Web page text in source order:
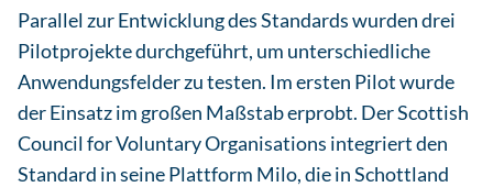
Parallel zur Entwicklung des Standards wurden drei
Pilotprojekte durchgeführt, um unterschiedliche
Anwendungsfelder zu testen. Im ersten Pilot wurde
der Einsatz im großen Maßstab erprobt. Der Scottish
Council for Voluntary Organisations integriert den
Standard in seine Plattform Milo, die in Schottland